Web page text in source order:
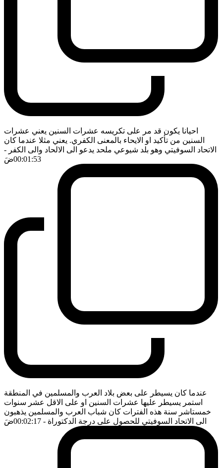
احيانا يكون قد مر على تكريسه عشرات السنين يعني عشرات
السنين من تأكيد او الايحاء بالمعنى الكفري. يعني مثلا عندما كان
الاتحاد السوفيتي وهو بلد شيوعي ملحد يدعو الى الالحاد والى الكفر -
00:01:53ضَ
عندما كان يسيطر على بعض بلاد العرب والمسلمين في المنطقة
استمر يسيطر عليها عشرات السنين او على الاقل عشر سنوات
خمستاشر سنة هذه الفترات كان شباب العرب والمسلمين يذهبون
الى الاتحاد السوفيتي للحصول على درجة الدكتوراة - 00:02:17 ضَ